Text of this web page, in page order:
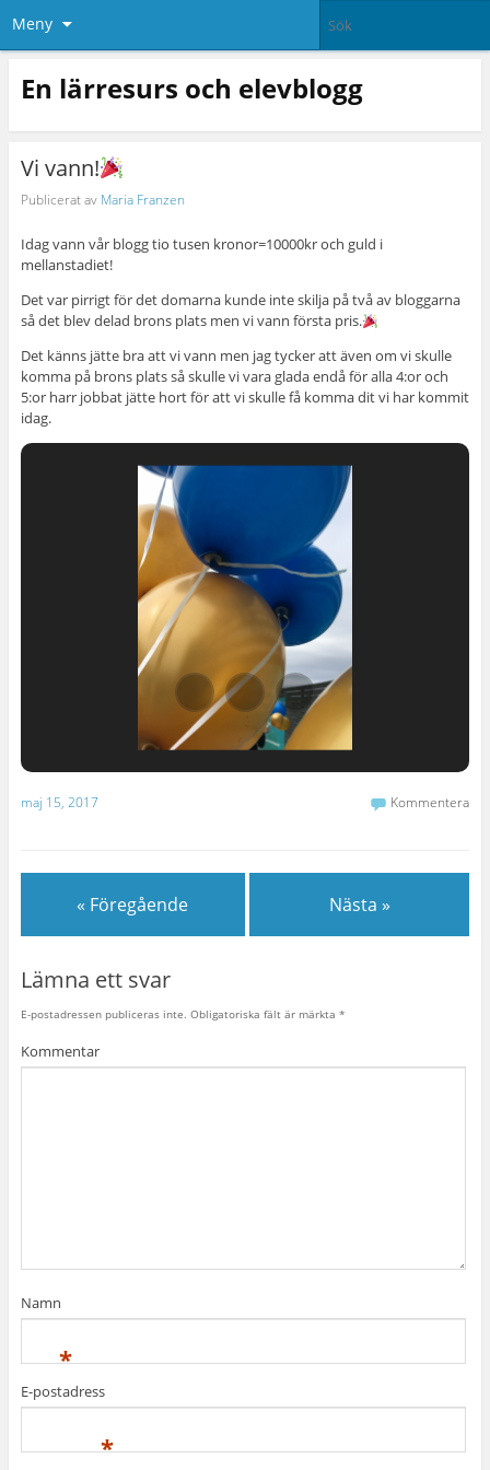
Meny
En lärresurs och elevblogg
Vi vann!
Publicerat av Maria Franzen
Idag vann vår blogg tio tusen kronor=10000kr och guld i
mellanstadiet!
Det var pirrigt för det domarna kunde inte skilja på två av bloggarna
så det blev delad brons plats men vi vann första pris.
Det känns jätte bra att vi vann men jag tycker att även om vi skulle
komma på brons plats så skulle vi vara glada endå för alla 4:or och
5:or harr jobbat jätte hort för att vi skulle få komma dit vi har kommit
idag.
maj 15, 2017 Kommentera
« Föregående Nästa »
Lämna ett svar
E-postadressen publiceras inte. Obligatoriska fält är märkta *
Kommentar
Namn
*
E-postadress
*